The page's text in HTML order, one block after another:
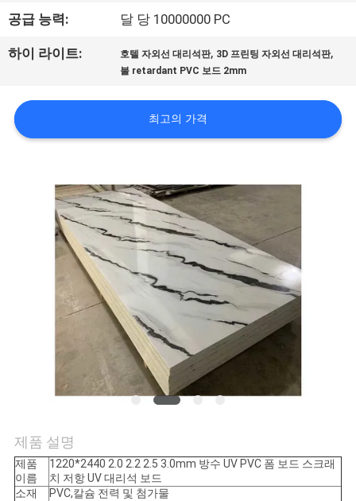
여
행
품
질
뉴
스
공급 능력: 달 당 10000000 PC
하이 라이트: 호텔 자외선 대리석판, 3D 프린팅 자외선 대리석판,
불 retardant PVC 보드 2mm
최고의 가격
제품 설명
제품
이름
1220*2440 2.0 2.2 2.5 3.0mm 방수 UV PVC 폼 보드 스크래
치 저항 UV 대리석 보드
소재
PVC,칼슘 전력 및 첨가물